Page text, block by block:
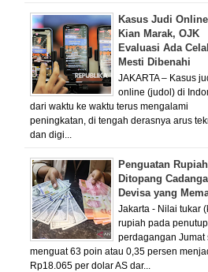
Kasus Judi
Kian Marak, OJK
Evaluasi Ada
Mesti Dibenahi
JAKARTA – Kasus
online (judol) di
dari waktu ke waktu terus mengalami
peningkatan, di tengah derasnya arus
dan digi...
Penguatan
Ditopang
Devisa yang
Jakarta - Nilai tukar
rupiah pada
perdagangan Jumat
menguat 63 poin atau 0,35 persen
Rp18.065 per dolar AS dar...